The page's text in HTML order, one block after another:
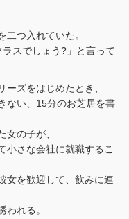
二つ入れていた。
ラスでしょう?」と言って
ズをはじめたとき、
ない、15分のお芝居を書
の子が、
小さな会社に就職するこ
女を歓迎して、飲みに連
われる。